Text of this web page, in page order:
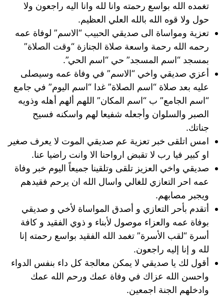
تغمده الله بواسع رحمته وانا لله وانا اليه راجعون ولا
حول ولا قوه الله بالله العلي العظيم.
تعزية ومواساة الى صديقي الحبيب “الاسم” لوفاة عمه
رحمه الله رحمة واسعة صلاة الجنازة “وقت الصلاة”
بمسجد “اسم المسجد” حي “اسم الحي”.
أعزي صديقي واخي “الاسم” في وفاة عمه وسيصلى
عليه بعد صلاة “اسم الصلاة” غدا “اسم اليوم” في جامع
“اسم الجامع” ب “اسم المكان” اللهم ألهم أهله وذويه
الصبر والسلوان وأجعله شفيعا لهم واسكنه فسيح
جناتك.
امس اتلقى خبر تعزية عم صديقي الموت لا يعرف صغير
او كبير فيا رب لا تقبض ارواحنا الا وانت راضيا عنا.
صديقي واخي العزيز تلقى وتلقينا جميعاً اليوم خبر وفاة
عمه احر التعازي للغالي واسال الله ان يرحم فقيدهم
ويجبر مصابهم.
أتقدم بأحر التعازي و أصدق المواساة لأخي و صديقي
بوفاة عمه والعزاء موصول لأبناء و ذوي الفقيد و كافة
أسرة “لقب الأسرة” تغمد الله الفقيد بواسع رحمته إنا
لله و إنا إليه راجعون.
أقول لك يا صديقي لا يمكن معالجة كل داء بنفس الدواء
واحسن الله عزاك في وفاة عمك ورحم الله عمك
وادخلهم الجنة اجمعين.